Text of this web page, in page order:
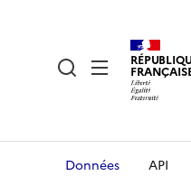
Données API